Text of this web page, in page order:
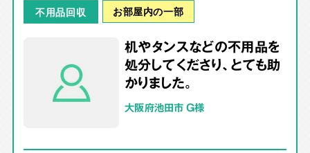
不用品回収 お部屋内の一部
机やタンスなどの不用品を
処分してくださり、とても助
かりました。
大阪府池田市 G様